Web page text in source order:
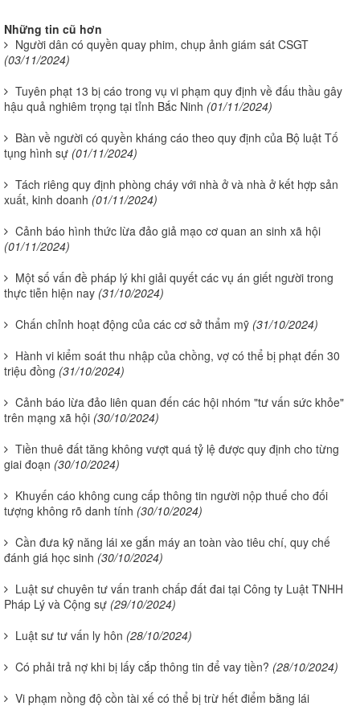
Những tin cũ hơn
Người dân có quyền quay phim, chụp ảnh giám sát CSGT
(03/11/2024)
Tuyên phạt 13 bị cáo trong vụ vi phạm quy định về đấu thầu gây
hậu quả nghiêm trọng tại tỉnh Bắc Ninh (01/11/2024)
Bàn về người có quyền kháng cáo theo quy định của Bộ luật Tố
tụng hình sự (01/11/2024)
Tách riêng quy định phòng cháy với nhà ở và nhà ở kết hợp sản
xuất, kinh doanh (01/11/2024)
Cảnh báo hình thức lừa đảo giả mạo cơ quan an sinh xã hội
(01/11/2024)
Một số vấn đề pháp lý khi giải quyết các vụ án giết người trong
thực tiễn hiện nay (31/10/2024)
Chấn chỉnh hoạt động của các cơ sở thẩm mỹ (31/10/2024)
Hành vi kiểm soát thu nhập của chồng, vợ có thể bị phạt đến 30
triệu đồng (31/10/2024)
Cảnh báo lừa đảo liên quan đến các hội nhóm "tư vấn sức khỏe"
trên mạng xã hội (30/10/2024)
Tiền thuê đất tăng không vượt quá tỷ lệ được quy định cho từng
giai đoạn (30/10/2024)
Khuyến cáo không cung cấp thông tin người nộp thuế cho đối
tượng không rõ danh tính (30/10/2024)
Cần đưa kỹ năng lái xe gắn máy an toàn vào tiêu chí, quy chế
đánh giá học sinh (30/10/2024)
Luật sư chuyên tư vấn tranh chấp đất đai tại Công ty Luật TNHH
Pháp Lý và Cộng sự (29/10/2024)
Luật sư tư vấn ly hôn (28/10/2024)
Có phải trả nợ khi bị lấy cắp thông tin để vay tiền? (28/10/2024)
Vi phạm nồng độ cồn tài xế có thể bị trừ hết điểm bằng lái